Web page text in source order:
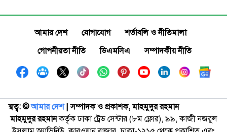
আমার দেশ যোগাযোগ
শর্তাবলি ও নীতিমালা
গোপনীয়তা নীতি
ডিএমসিএ সম্পাদকীয় নীতি
স্বত্ব: ©️আমার দেশ| সম্পাদক ও প্রকাশক, মাহমুদুর রহমান
মাহমুদুর রহমানকর্তৃক ঢাকা ট্রেড সেন্টার (৮ম ফ্লোর), ৯৯, কাজী নজরুল